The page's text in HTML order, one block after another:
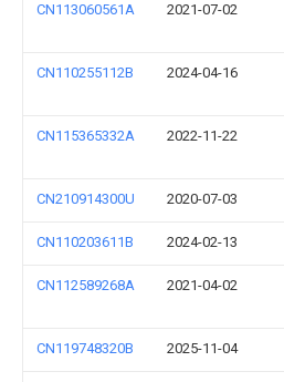
CN113060561A 2021-07-02
CN110255112B 2024-04-16
CN115365332A 2022-11-22
CN210914300U 2020-07-03
CN110203611B 2024-02-13
CN112589268A 2021-04-02
CN119748320B 2025-11-04